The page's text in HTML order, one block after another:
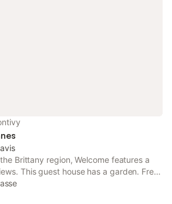
Brittany region, Welcome features a
This guest house has a garden. Free
the property and Rimaison Golf
The guest house comes with a flat-